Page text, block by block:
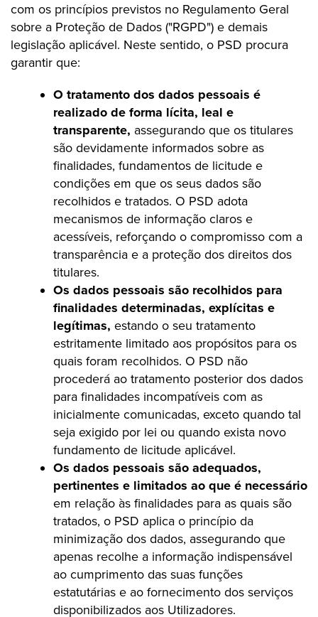
com os princípios previstos no Regulamento Geral
sobre a Proteção de Dados ("RGPD") e demais
legislação aplicável. Neste sentido, o PSD procura
garantir que:
O tratamento dos dados pessoais é
realizado de forma lícita, leal e
transparente, assegurando que os titulares
são devidamente informados sobre as
finalidades, fundamentos de licitude e
condições em que os seus dados são
recolhidos e tratados. O PSD adota
mecanismos de informação claros e
acessíveis, reforçando o compromisso com a
transparência e a proteção dos direitos dos
titulares.
Os dados pessoais são recolhidos para
finalidades determinadas, explícitas e
legítimas, estando o seu tratamento
estritamente limitado aos propósitos para os
quais foram recolhidos. O PSD não
procederá ao tratamento posterior dos dados
para finalidades incompatíveis com as
inicialmente comunicadas, exceto quando tal
seja exigido por lei ou quando exista novo
fundamento de licitude aplicável.
Os dados pessoais são adequados,
pertinentes e limitados ao que é necessário
em relação às finalidades para as quais são
tratados, o PSD aplica o princípio da
minimização dos dados, assegurando que
apenas recolhe a informação indispensável
ao cumprimento das suas funções
estatutárias e ao fornecimento dos serviços
disponibilizados aos Utilizadores.